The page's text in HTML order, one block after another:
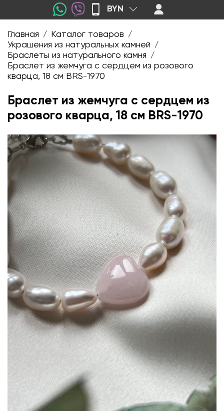
BYN
Главная / Каталог товаров /
Украшения из натуральных камней /
Браслеты из натурального камня /
Браслет из жемчуга с сердцем из розового
кварца, 18 см BRS-1970
Браслет из жемчуга с сердцем из
розового кварца, 18 см BRS-1970